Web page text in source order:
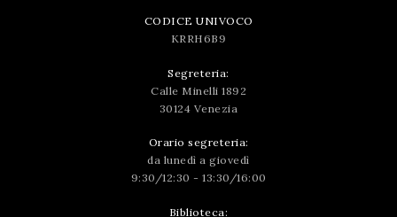
CODICE UNIVOCO
KRRH6B9
Segreteria:
Calle Minelli 1892
30124 Venezia
Orario segreteria:
da lunedì a giovedì
9:30/12:30 - 13:30/16:00
Biblioteca: